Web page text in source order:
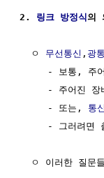
2. 링크 방정식의
  ㅇ
무선통신 , 광
- 보통, 주
- 주어진 장
     - 또는,
통신
- 그러려면
ㅇ 이러한 질문